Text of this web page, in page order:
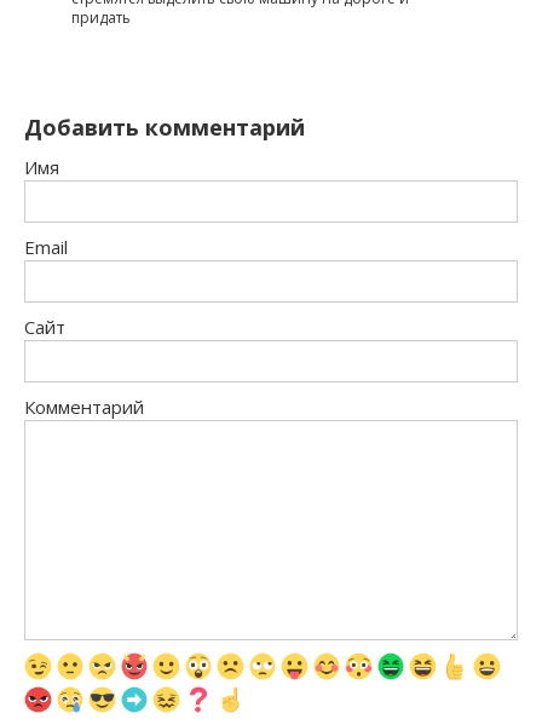
придать
Добавить комментарий
Имя
Email
Сайт
Комментарий